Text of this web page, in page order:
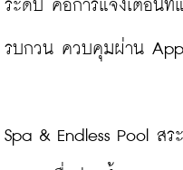
ระดับ คือการแจ้งเตือ
รบกวน ควบคุมผ่าน
Spa & Endless Pool ส